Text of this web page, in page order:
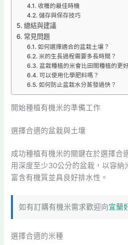
收穫的最佳時機
儲存與保存技巧
總結與建議
常見問題
如何選擇適合的盆栽土壤？
米的生長過程需要多長時間？
盆栽種植的米會比田間種植的更
可以使用化學肥料嗎？
如何防止盆栽水分蒸發過快？
開始種植有機米的準備工作
選擇合適的盆栽與土壤
成功種植有機米的關鍵在於選擇合
用深度至少30公分的盆栽，以容納
富含有機質並具良好排水性。
如有訂購有機米需求歡迎向宜蘭
選擇合適的米種